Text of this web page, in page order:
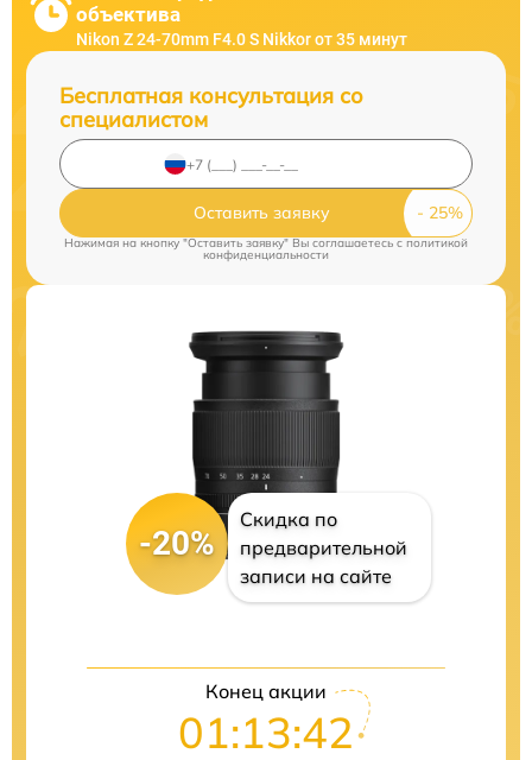
объектива
Nikon Z 24-70mm F4.0 S Nikkor от 35 минут
Бесплатная консультация со
специалистом
Оставить заявку
Нажимая на кнопку "Оставить заявку" Вы соглашаетесь cполитикой
конфиденциальности
-20%
Скидка по
предварительной
записи на сайте
Конец акции
01:13:41